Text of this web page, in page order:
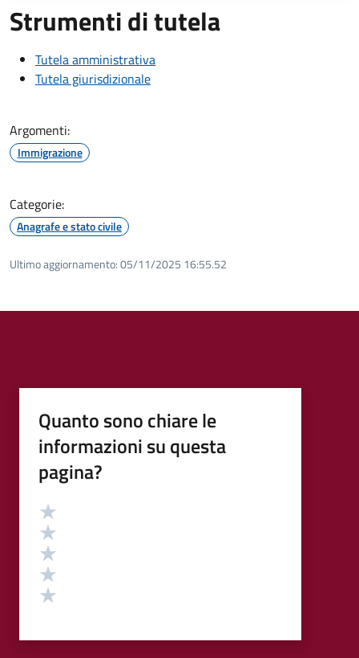
Strumenti di tutela
Tutela amministrativa
Tutela giurisdizionale
Argomenti:
Immigrazione
Categorie:
Anagrafe e stato civile
Ultimo aggiornamento:05/11/2025 16:55.52
Quanto sono chiare le
informazioni su questa
pagina?
Valutazione